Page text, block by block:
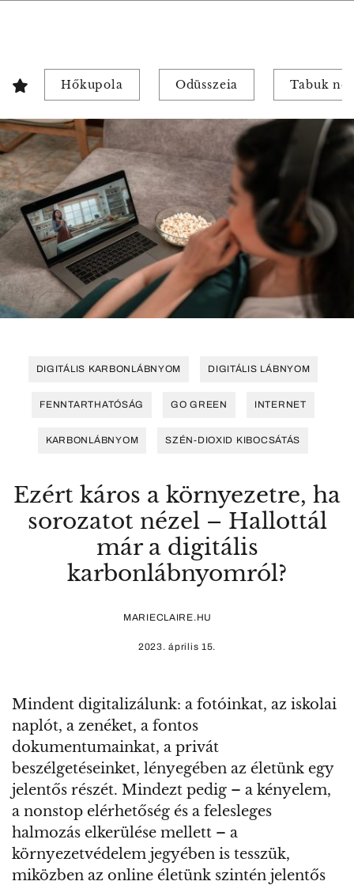
Hőkupola Odüsszeia Tabuk
DIGITÁLIS KARBONLÁBNYOM DIGITÁLIS LÁBNYOM
FENNTARTHATÓSÁG GO GREEN INTERNET
KARBONLÁBNYOM SZÉN-DIOXID KIBOCSÁTÁS
Ezért káros a környezetre, ha
sorozatot nézel – Hallottál
már a digitális
karbonlábnyomról?
MARIECLAIRE.HU
2023. április 15.
Mindent digitalizálunk: a fotóinkat, az iskolai
naplót, a zenéket, a fontos
dokumentumainkat, a privát
beszélgetéseinket, lényegében az életünk egy
jelentős részét. Mindezt pedig – a kényelem,
a nonstop elérhetőség és a felesleges
halmozás elkerülése mellett – a
környezetvédelem jegyében is tesszük,
miközben az online életünk szintén jelentős